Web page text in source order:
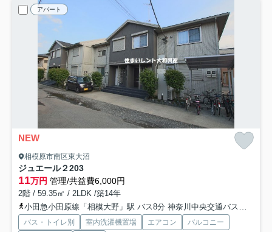
アパート
NEW
相模原市南区東大沼
ジュエール２203
11万円 管理/共益費6,000円
2階 / 59.35㎡ / 2LDK /築14年
小田急小田原線「相模大野」駅 バス8分 神奈川中央交通バス「大沼小学校」 停歩4分
バス・トイレ別 室内洗濯機置場 エアコン
バルコニー